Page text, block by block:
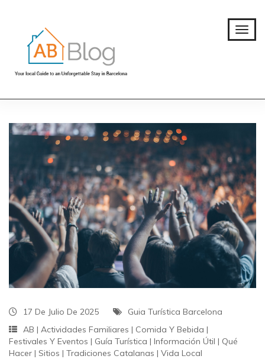
17 De Julio De 2025
Guia Turística Barcelona
AB | Actividades Familiares | Comida Y Bebida |
Festivales Y Eventos | Guía Turística | Información Útil | Qué
Hacer | Sitios | Tradiciones Catalanas | Vida Local